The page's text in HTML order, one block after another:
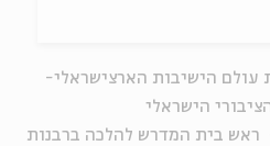
הישיבות הארצישראלי-
הישראלי
ראש בית המדרש להלכה ברבנות